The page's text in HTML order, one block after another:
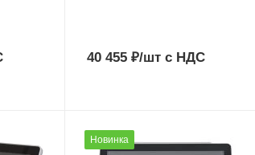
40 455 ₽/шт с НДС
Новинка